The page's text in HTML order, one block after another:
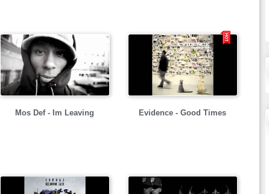
Mos Def - Im Leaving Evidence - Good Times